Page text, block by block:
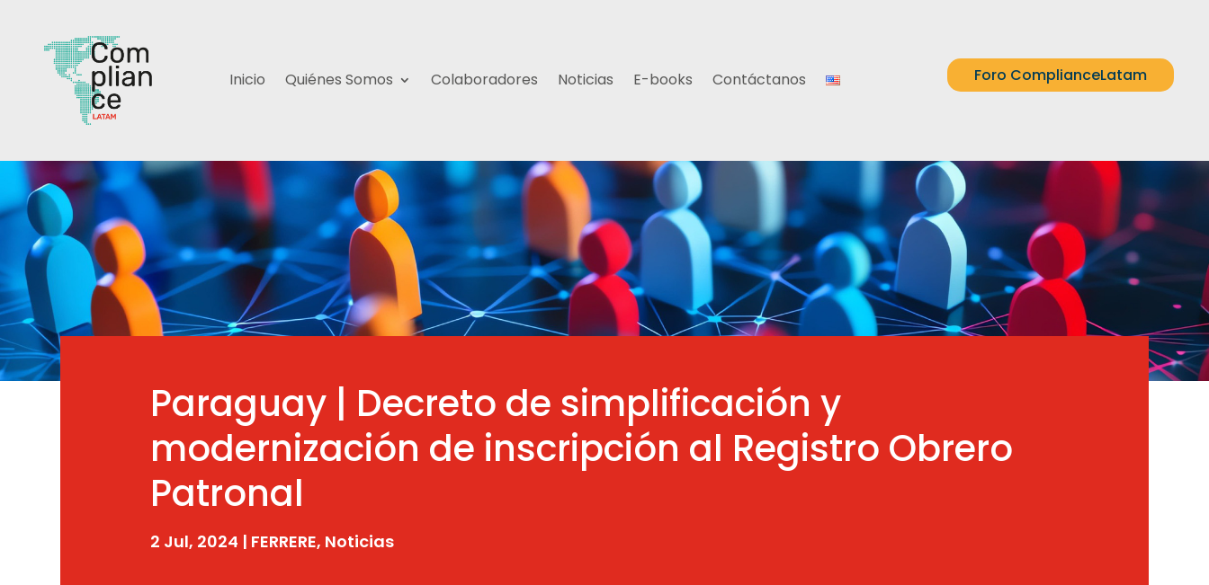
Inicio Quiénes Somos Colaboradores Noticias E-books Contáctanos Foro ComplianceLatam
Paraguay | Decreto de simplificación y
modernización de inscripción al Registro Obrero
Patronal
2 Jul, 2024 | FERRERE, Noticias